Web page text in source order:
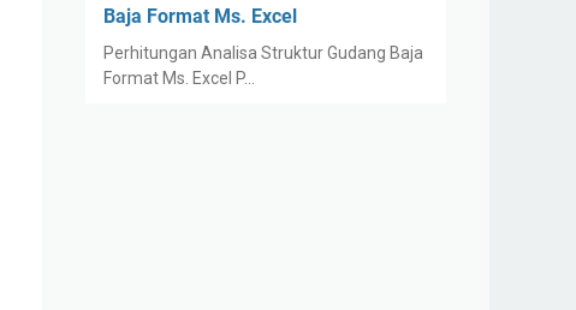
Baja Format Ms. Excel
Perhitungan Analisa Struktur Gudang Baja
Format Ms. Excel P…